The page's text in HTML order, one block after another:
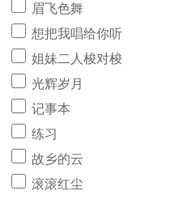
眉飞色舞
想把我唱给你听
姐妹二人梭对梭
光辉岁月
记事本
练习
故乡的云
滚滚红尘